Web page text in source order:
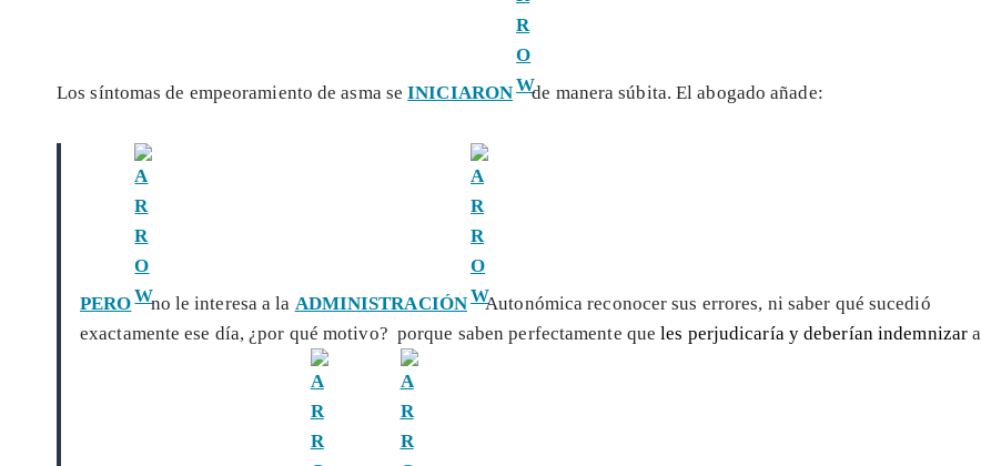
Los síntomas de empeoramiento de asma seINICIARON de manera súbita. El abogado añade:
PERO no le interesa a la ADMINISTRACIÓN
Autonómica reconocer sus errores, ni saber qué sucedió
exactamente ese día, ¿por qué motivo? porque saben perfectamente queles perjudicaría y deberían indemnizar a